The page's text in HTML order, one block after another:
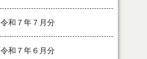
令和７年７月分
令和７年６月分